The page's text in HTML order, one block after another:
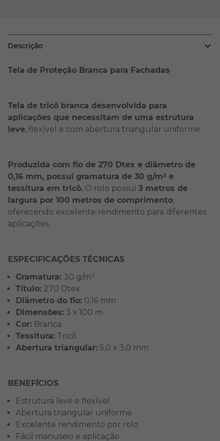
Descrição
Tela de Proteção Branca para Fachadas
Tela de tricô branca desenvolvida para
aplicações que necessitam de uma estrutura
leve, flexível e com abertura triangular uniforme.
Produzida com fio de 270 Dtex e diâmetro de
0,16 mm, possui gramatura de 30 g/m² e
tessitura em tricô. O rolo possui 3 metros de
largura por 100 metros de comprimento,
oferecendo excelente rendimento para diferentes
aplicações.
ESPECIFICAÇÕES TÉCNICAS
Gramatura: 30 g/m²
Título: 270 Dtex
Diâmetro do fio: 0,16 mm
Dimensões: 3 x 100 m
Cor: Branca
Tessitura: Tricô
Abertura triangular: 5,0 x 3,0 mm
BENEFÍCIOS
Estrutura leve e flexível
Abertura triangular uniforme
Excelente rendimento por rolo
Fácil manuseio e aplicação